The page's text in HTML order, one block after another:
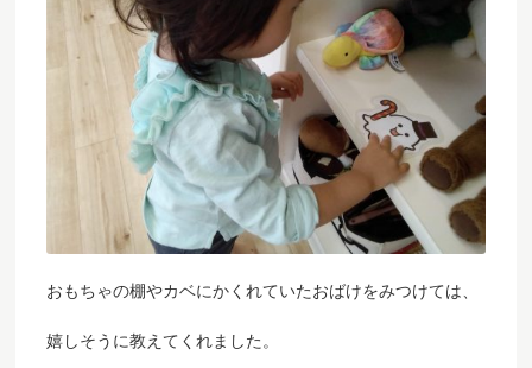
おもちゃの棚やカベにかくれていたおばけをみつけては、
嬉しそうに教えてくれました。